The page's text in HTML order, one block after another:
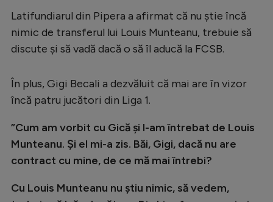
Creează cont
Latifundiarul din Pipera a afirmat că nu știe încă
nimic de transferul lui Louis Munteanu, trebuie să
discute și să vadă dacă o să îl aducă la FCSB.
În plus, Gigi Becali a dezvăluit că mai are în vizor
încă patru jucători din Liga 1.
”Cum am vorbit cu Gică şi l-am întrebat de Louis
Munteanu. Şi el mi-a zis. Băi, Gigi, dacă nu are
contract cu mine, de ce mă mai întrebi?
Cu Louis Munteanu nu ştiu nimic, să vedem,